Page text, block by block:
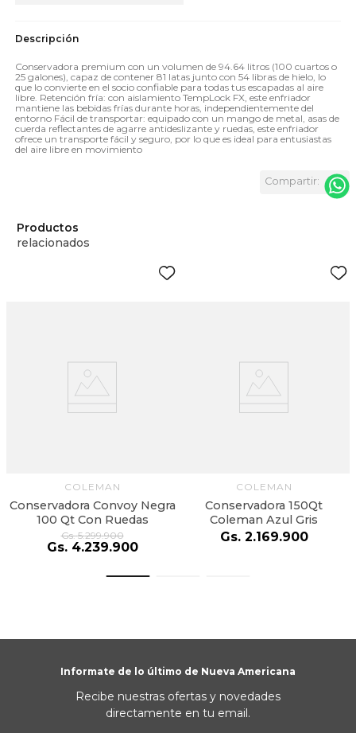
Conservadora premium con un volumen de 94.64 litros (100 cuartos o
25 galones), capaz de contener 81 latas junto con 54 libras de hielo, lo
que lo convierte en el socio confiable para todas tus escapadas al aire
libre. Retención fría: con aislamiento TempLock FX, este enfriador
mantiene las bebidas frías durante horas, independientemente del
entorno Fácil de transportar: equipado con un mango de metal, asas de
cuerda reflectantes de agarre antideslizante y ruedas, este enfriador
ofrece un transporte fácil y seguro, por lo que es ideal para entusiastas
del aire libre en movimiento
Productos
relacionados
COLEMAN
Conservadora Convoy Negra
100 Qt Con Ruedas
Gs. 5.299.900
Gs. 4.239.900
COLEMAN
Conservadora 150Qt
Coleman Azul Gris
Gs. 2.169.900
Informate de lo último de Nueva Americana
Recibe nuestras ofertas y novedades
directamente en tu email.